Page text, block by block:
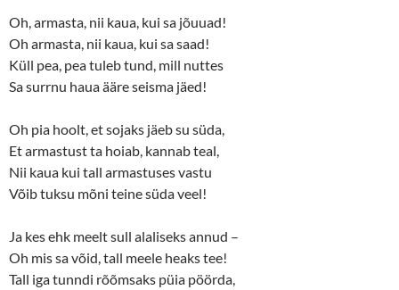
Oh, armasta, nii kaua, kui sa jõuuad!
Oh armasta, nii kaua, kui sa saad!
Küll pea, pea tuleb tund, mill nuttes
Sa surrnu haua ääre seisma jäed!
Oh pia hoolt, et sojaks jäeb su süda,
Et armastust ta hoiab, kannab teal,
Nii kaua kui tall armastuses vastu
Võib tuksu mõni teine süda veel!
Ja kes ehk meelt sull alaliseks annud –
Oh mis sa võid, tall meele heaks tee!
Tall iga tunndi rõõmsaks püia pöörda,